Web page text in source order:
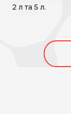
2 л та 5 л.